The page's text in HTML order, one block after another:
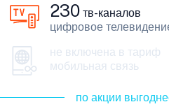
230 тв-каналов
цифровое
не включена в тариф
мобильная связь
по акции